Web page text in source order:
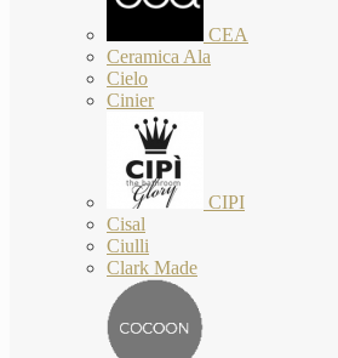
CEA
Ceramica Ala
Cielo
Cinier
CIPI
Cisal
Ciulli
Clark Made